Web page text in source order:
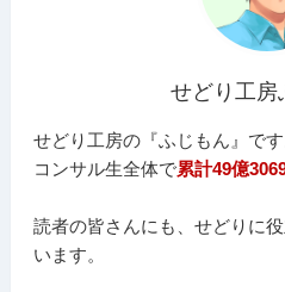
せどり工房
せどり工房の『ふじもん』です
コンサル生全体で累計49億
読者の皆さんにも、せどりに
います。